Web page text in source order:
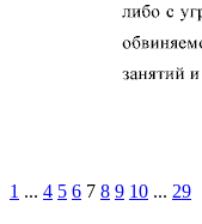
1 ... 4 5 6 7 8 9 10 ... 29